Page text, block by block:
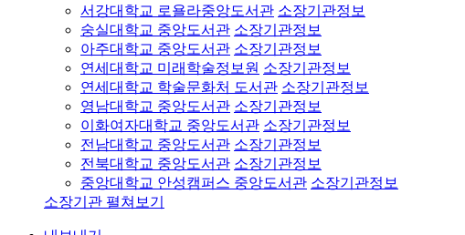
서강대학교 로욜라중앙도서관 소장기관정보
숭실대학교 중앙도서관 소장기관정보
아주대학교 중앙도서관 소장기관정보
연세대학교 미래학술정보원 소장기관정보
연세대학교 학술문화처 도서관 소장기관정보
영남대학교 중앙도서관 소장기관정보
이화여자대학교 중앙도서관 소장기관정보
전남대학교 중앙도서관 소장기관정보
전북대학교 중앙도서관 소장기관정보
중앙대학교 안성캠퍼스 중앙도서관 소장기관정보
소장기관 펼쳐보기